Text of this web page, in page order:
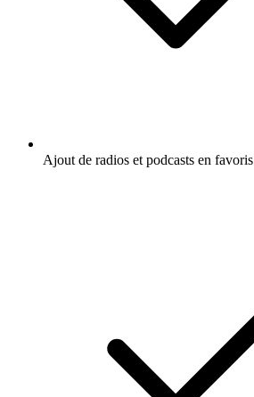
Ajout de radios et podcasts en favoris